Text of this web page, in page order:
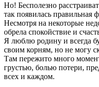
Но! Бесполезно
так появилась правильная
Несмотря на некоторые
обрела спокойствие и
Я люблю родину и всегда
своим корням, но не могу
Там пережито много
грустью, болью потери,
всех и каждом.